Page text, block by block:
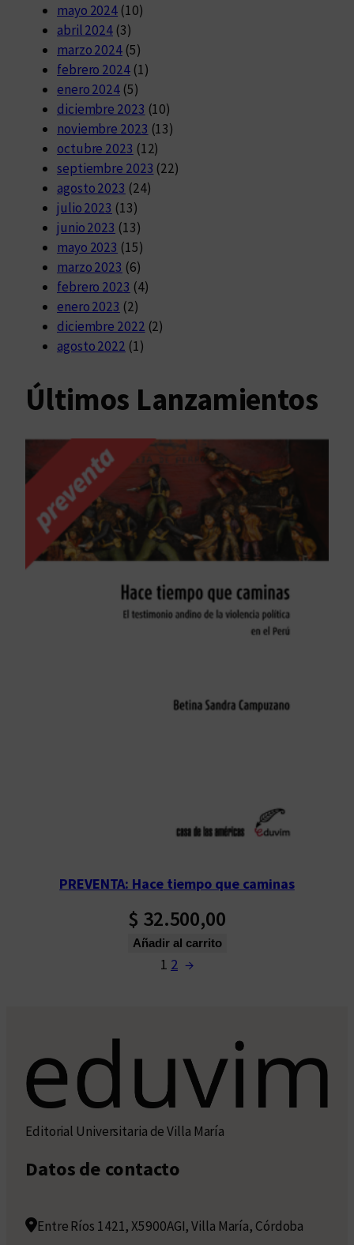
mayo 2024 (10)
abril 2024 (3)
marzo 2024 (5)
febrero 2024(1)
enero 2024 (5)
diciembre 2023 (10)
noviembre 2023 (13)
octubre 2023 (12)
septiembre 2023 (22)
agosto 2023 (24)
julio 2023 (13)
junio 2023 (13)
mayo 2023 (15)
marzo 2023 (6)
febrero 2023 (4)
enero 2023 (2)
diciembre 2022 (2)
agosto 2022 (1)
Últimos Lanzamientos
PREVENTA: Hace tiempo que caminas
$ 32.500,00
Añadir al carrito
1 2 →
Editorial Universitaria de Villa María
Datos de contacto
Entre Ríos 1421, X5900AGI, Villa María, Córdoba